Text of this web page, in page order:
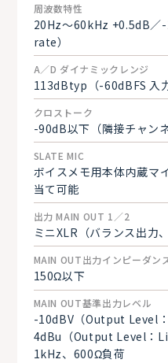
周波数特性
20Hz～60kHz +0.5dB
rate）
A／D ダイナミックレンジ
113dBtyp（-60dBFS 入
クロストーク
-90dB以下（隣接チャン
SLATE MIC
ボイスメモ用本体内蔵マ
当て可能
出力 MAIN OUT 1／2
ミニXLR（バランス出力
MAIN OUT出力インピーダン
150Ω以下
MAIN OUT基準出力レベル
-10dBV（Output Level
4dBu（Output Level：
1kHz、600Ω負荷